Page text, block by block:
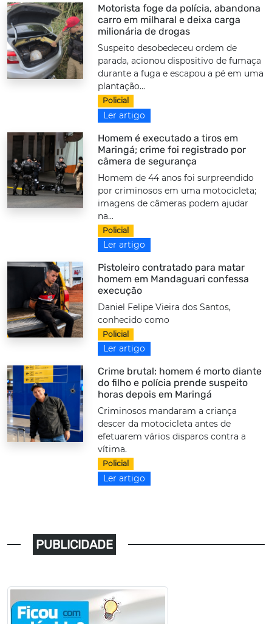
Motorista foge da polícia, abandona
carro em milharal e deixa carga
milionária de drogas
Suspeito desobedeceu ordem de
parada, acionou dispositivo de fumaça
durante a fuga e escapou a pé em uma
plantação...
Policial
Ler artigo
Homem é executado a tiros em
Maringá; crime foi registrado por
câmera de segurança
Homem de 44 anos foi surpreendido
por criminosos em uma motocicleta;
imagens de câmeras podem ajudar
na...
Policial
Ler artigo
Pistoleiro contratado para matar
homem em Mandaguari confessa
execução
Daniel Felipe Vieira dos Santos,
conhecido como
Policial
Ler artigo
Crime brutal: homem é morto diante
do filho e polícia prende suspeito
horas depois em Maringá
Criminosos mandaram a criança
descer da motocicleta antes de
efetuarem vários disparos contra a
vítima.
Policial
Ler artigo
PUBLICIDADE